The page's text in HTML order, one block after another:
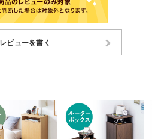
レビューを書く